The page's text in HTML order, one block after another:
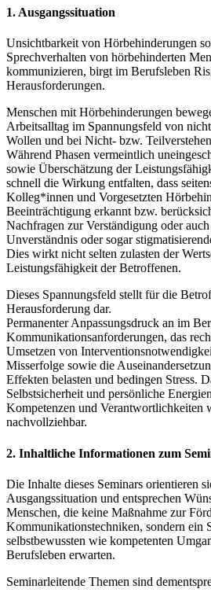
1. Ausgangssituation
Unsichtbarkeit von Hörbehinderungen
Sprechverhalten von hörbehinderten
kommunizieren, birgt im Berufsleben
Herausforderungen.
Menschen mit Hörbehinderungen
Arbeitsalltag im Spannungsfeld von
Wollen und bei Nicht- bzw.
Während Phasen vermeintlich
sowie Überschätzung der
schnell die Wirkung entfalten, dass
Kolleg*innen und Vorgesetzten
Beeinträchtigung erkannt bzw.
Nachfragen zur Verständigung oder
Unverständnis oder sogar
Dies wirkt nicht selten zulasten der
Leistungsfähigkeit der Betroffenen.
Dieses Spannungsfeld stellt für die
Herausforderung dar.
Permanenter Anpassungsdruck an im
Kommunikationsanforderungen, das
Umsetzen von
Misserfolge sowie die
Effekten belasten und bedingen Stress.
Selbstsicherheit und persönliche
Kompetenzen und Verantwortlichkeiten
nachvollziehbar.
2. Inhaltliche Informationen zum
Die Inhalte dieses Seminars orientieren
Ausgangssituation und entsprechen
Menschen, die keine Maßnahme zur
Kommunikationstechniken, sondern ein
selbstbewussten wie kompetenten
Berufsleben erwarten.
Seminarleitende Themen sind